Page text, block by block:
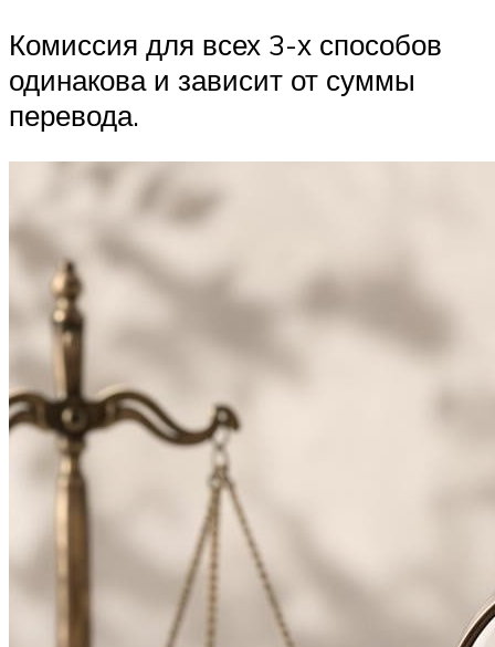
Комиссия для всех 3-х способов
одинакова и зависит от суммы
перевода.